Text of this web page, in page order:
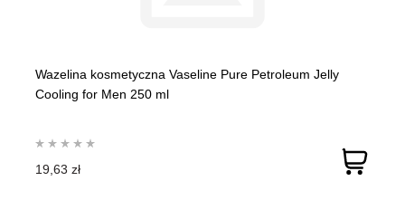
Wazelina kosmetyczna Vaseline Pure Petroleum Jelly
Cooling for Men 250 ml
19,63 zł